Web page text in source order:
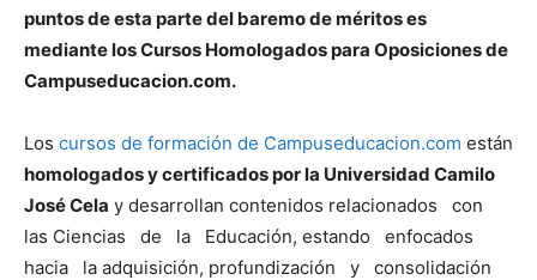
puntos de esta parte del baremo de méritos es
mediante los Cursos Homologados para Oposiciones de
Campuseducacion.com.
Los cursos de formación de Campuseducacion.com están
homologados y certificados por la Universidad Camilo
José Cela y desarrollan contenidos relacionados con
las Ciencias de la Educación, estando enfocados
hacia la adquisición, profundización y consolidación